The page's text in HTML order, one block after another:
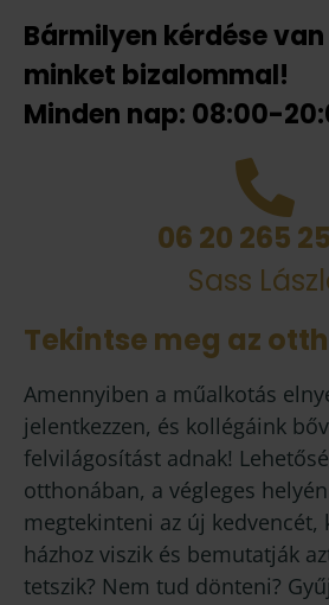
Bármilyen kérdése
minket bizalommal!
Minden nap: 08:00-
06 20 265
Sass
Tekintse meg az
Amennyiben a műalkotás
jelentkezzen, és kollégáink
felvilágosítást adnak!
otthonában, a végleges
megtekinteni az új kedvencét,
házhoz viszik és bemutatják
tetszik? Nem tud dönteni?